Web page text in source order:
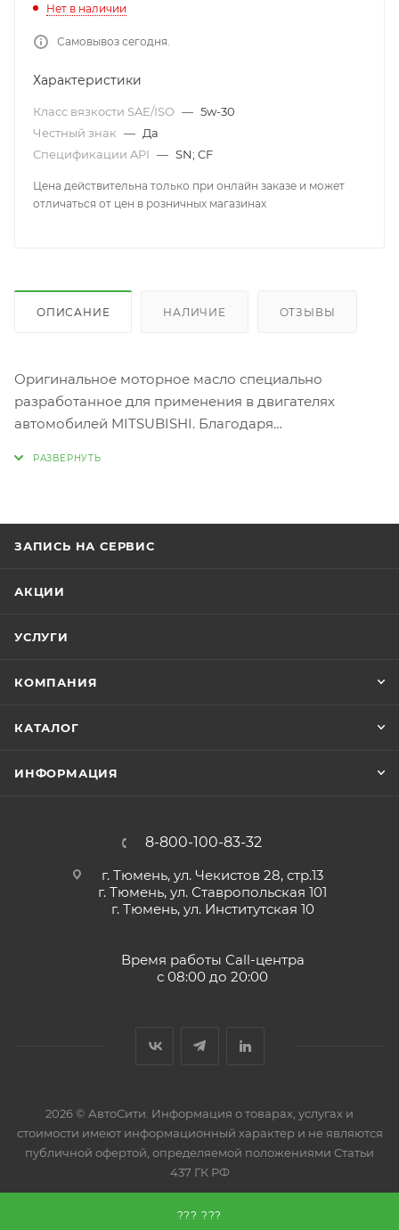
Нет в наличии
??? ???
Самовывоз сегодня.
Характеристики
Класс вязкости SAE/ISO — 5w-30
Честный знак — Да
Спецификации API — SN; CF
Цена действительна только при онлайн заказе и может
отличаться от цен в розничных магазинах
ОПИСАНИЕ НАЛИЧИЕ ОТЗЫВЫ
Оригинальное моторное масло специально
разработанное для применения в двигателях
автомобилей MITSUBISHI. Благодаря
всего срока использования. Позволяет добиться
характеристик. Обладая превосходными
износ деталей, продлевая срок службы двигателя.
ЗАПИСЬ НА СЕРВИС
АКЦИИ
УСЛУГИ
КОМПАНИЯ
КАТАЛОГ
ИНФОРМАЦИЯ
8-800-100-83-32
г. Тюмень, ул. Чекистов 28, стр.13
г. Тюмень, ул. Ставропольская 101
г. Тюмень, ул. Институтская 10
Время работы Call-центра
с 08:00 до 20:00
2026 © АвтоСити. Информация о товарах, услугах и
стоимости имеют информационный характер и не являются
публичной офертой, определяемой положениями Статьи
437 ГК РФ